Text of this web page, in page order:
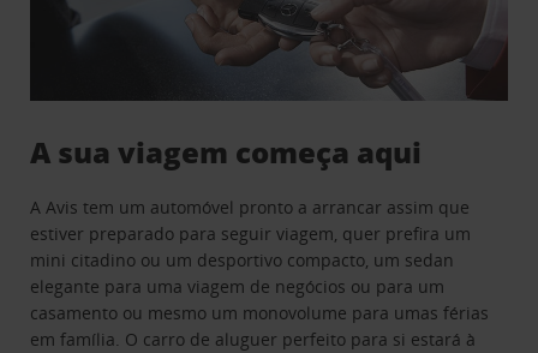
A sua viagem começa aqui
A Avis tem um automóvel pronto a arrancar assim que
estiver preparado para seguir viagem, quer prefira um
mini citadino ou um desportivo compacto, um sedan
elegante para uma viagem de negócios ou para um
casamento ou mesmo um monovolume para umas férias
em família. O carro de aluguer perfeito para si estará à